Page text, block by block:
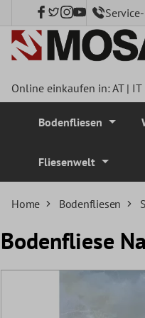
springen
Online einkaufen in:AT| IT
Bodenfliesen
Fliesenwelt
Home Bodenfliesen
Bodenfliese